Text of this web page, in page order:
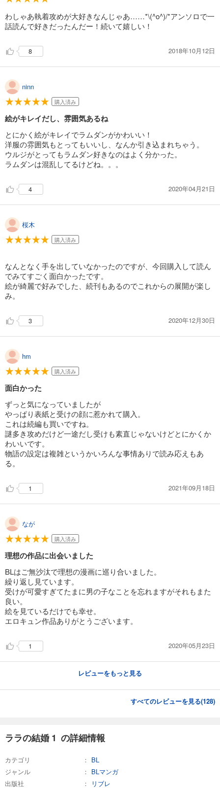
わしゃあ執着攻めが大好きなんじゃあ……*\(^o^)/*アンソロで一
話読んで好きだったんだー！続いて嬉しい！
8 2018年10月12日
ninn
購入済み
絵がキレイだし、雰囲気あるね
とにかく絵がキレイでラムダンがかわいい！
洋服の雰囲気もとってもいいし、なんか引き込まれちゃう。
ウルジがとってもラムダン好きなのはよく分かった。
ラムダンは混乱してるけどね。。。
4 2020年04月21日
桜木
購入済み
なんとなく手を出していなかったのですが、今回購入して読ん
でみてすごく面白かったです。
絵が綺麗で好みでした、続刊もあるのでこれからの展開が楽し
み。
3 2020年12月30日
hm
購入済み
面白かった
ずっと気になっていましたが
やっぱり表紙と受けの顔に惹かれて購入。
これは続編も買いですね。
謎多き攻めだけど一途だし受けも素直じゃないけどとにかくか
わいいです。
物語の設定は複雑というかいろんな事情ありで読み応えもあ
る。
1 2021年09月18日
なが
購入済み
理想の作品に出会いました
BLはご無沙汰で理想の漫画に巡り合いました。
繰り返し見ています。
受けが可愛すぎてたまに男の子なことを忘れますがそれもまた
良い。
絵を見ているだけでも幸せ。
エロキュン作品ありがとうございます。
1 2020年05月23日
レビューをもっと見る
すべてのレビューを見る(128)
ララの結婚 1 の詳細情報
カテゴリ
BL
ジャンル
BLマンガ
出版社
リブレ